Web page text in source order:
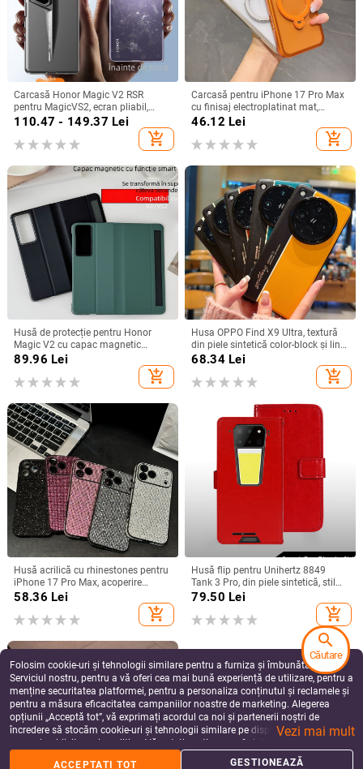
Carcasă Honor Magic V2 RSR
pentru MagicVS2, ecran pliabil,
design Porsche, protecție anti-
110.47 - 149.37 Lei
add_shopping_cart
Carcasă pentru iPhone 17 Pro Max
cu finisaj electroplatinat mat,
magnetică, suport rotativ și
46.12 Lei
add_shopping_cart
Husă de protecție pentru Honor
Magic V2 cu capac magnetic
rabatabil și fereastră inteligentă,
protecție completă împotriva
căderilor
89.96 Lei
add_shopping_cart
Husa OPPO Find X9 Ultra, textură
din piele sintetică color-block și linii
fluorescente, GT8Pro husă de
68.34Lei
add_shopping_cart
Husă acrilică cu rhinestones pentru
iPhone 17 Pro Max, acoperire
completă cu diamante și protecție
la margini împotriva căderilor
58.36 Lei
add_shopping_cart
Husă flip pentru Unihertz 8849
Tank 3 Pro, din piele sintetică, stil
retro
79.50 Lei
add_shopping_cart
Folosim cookie-uri și tehnologii similare pentru a furniza și îmbunătăți
Serviciul nostru, pentru a vă oferi cea mai bună experiență de utilizare, pentru a
menține securitatea platformei, pentru a personaliza conținutul și reclamele și
pentru a măsura eficacitatea campaniilor noastre de marketing. Alegerea
opțiunii „Acceptă tot”, vă exprimați acordul ca noi și partenerii noștri de
încredere să stocăm cookie-uri și tehnologii similare pe dispozitivul dvs. în
scopuri publicitare și analitice. Vă puteți gestiona preferințele în orice moment
făcând clic pe „Gestionează preferințele”. Pentru mai multe informații, vă
Vezi mai mult
ACCEPTAȚI TOT
GESTIONEAZĂ
search
Căutare